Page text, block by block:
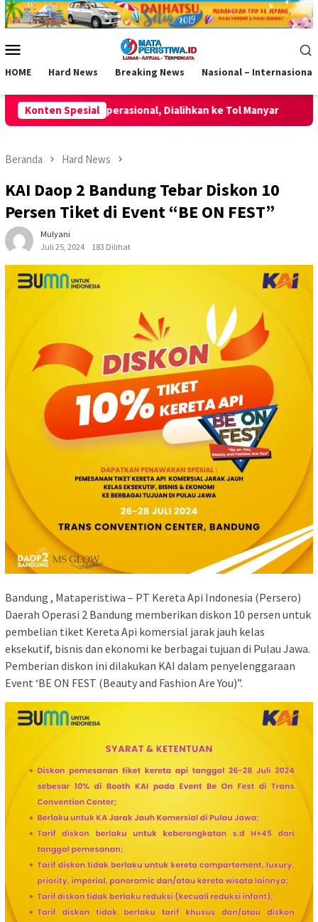
Loncat
ke
Mobile
HOME Hard News Breaking News Nasional – Internasional
Konten Spesial
ke Tol Manyar Momentum HUT ke-2 AKPERSI,
Beranda Hard News
KAI Daop 2 Bandung Tebar Diskon 10
Persen Tiket di Event “BE ON FEST”
Mulyani
Juli 25, 2024
183 Dilihat
Bandung , Mataperistiwa – PT Kereta Api Indonesia (Persero)
Daerah Operasi 2 Bandung memberikan diskon 10 persen untuk
pembelian tiket Kereta Api komersial jarak jauh kelas
eksekutif, bisnis dan ekonomi ke berbagai tujuan di Pulau Jawa.
Pemberian diskon ini dilakukan KAI dalam penyelenggaraan
Event ‘BE ON FEST (Beauty and Fashion Are You)”.